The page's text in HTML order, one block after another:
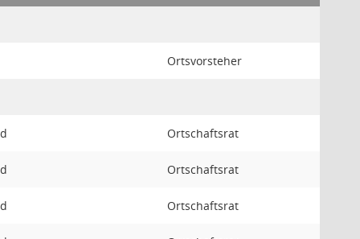
Ortsvorsteher
Ortschaftsrat
Ortschaftsrat
Ortschaftsrat